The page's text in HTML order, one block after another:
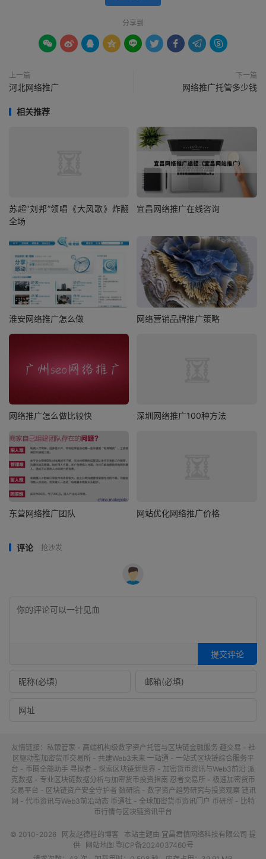
分享到
        
上一篇
河北网络推广
下一篇
网络推广托管多少钱
相关推荐
苏超“刘邦”领唱《大风歌》炸翻
全场
宜昌网络推广在线咨询
淮安网络推广怎么做 网络营销品牌推广策略
网络推广怎么做比较快 深圳网络推广100种方法
东营网络推广团队 网站优化网络推广价格
评论 抢沙发
提交评论
友情链接： 私银管家 - 高端机构级数字资产托管与区块链金融服务 趣交易 - 社
区驱动型加密货币交易所 - 共建Web3未来 一站通 - 一站式区块链综合服务平
台 - 币圈全能助手 寻探者 - 探索区块链新世界 - 加密货币资讯与Web3前沿 派
克数据 - 专业区块链数据分析与加密货币投资指南 忍者交易所 - 极速加密货币
交易平台 - 区块链资产安全守护者 数研院 - 数字资产趋势研究与投资观察 链讯
网 - 代币资讯与Web3前沿动态 币通社 - 全球加密货币资讯门户 币研所 - 比特
币行情与区块链资讯平台
© 2010-2026 网友赵德柱的博客 本站主题由 宜昌君慎网络科技有限公司 提
供
网站地图 鄂ICP备2024037460号